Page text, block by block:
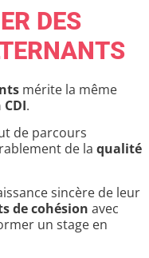
DES
mérite la même
.
de parcours
de la qualité
sincère de leur
de cohésion avec
un stage en